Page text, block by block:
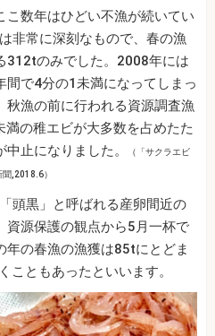
こ数年はひどい不漁が続いてい
非常に深刻なもので、春の漁
312tのみでした。2008年には
で4分の1未満になってしまっ
秋漁の前に行われる資源調査漁
の稚エビが大多数を占めたた
止になりました。
（「サクラエビ
,2018.6）
頭黒」と呼ばれる産卵間近の
資源保護の観点から5月一杯で
年の春漁の漁獲は85tにとどま
こともあったといいます。